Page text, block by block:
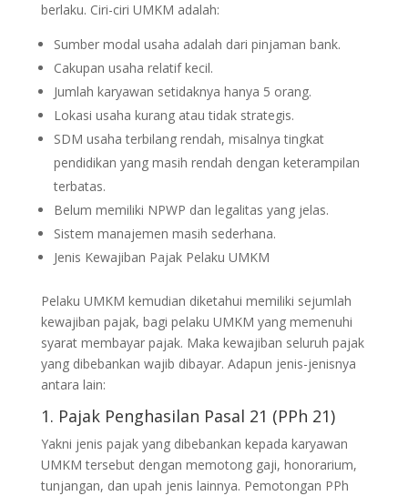
berlaku. Ciri-ciri UMKM adalah:
Sumber modal usaha adalah dari pinjaman bank.
Cakupan usaha relatif kecil.
Jumlah karyawan setidaknya hanya 5 orang.
Lokasi usaha kurang atau tidak strategis.
SDM usaha terbilang rendah, misalnya tingkat
pendidikan yang masih rendah dengan keterampilan
terbatas.
Belum memiliki NPWP dan legalitas yang jelas.
Sistem manajemen masih sederhana.
Jenis Kewajiban Pajak Pelaku UMKM
Pelaku UMKM kemudian diketahui memiliki sejumlah
kewajiban pajak, bagi pelaku UMKM yang memenuhi
syarat membayar pajak. Maka kewajiban seluruh pajak
yang dibebankan wajib dibayar. Adapun jenis-jenisnya
antara lain:
1. Pajak Penghasilan Pasal 21 (PPh 21)
Yakni jenis pajak yang dibebankan kepada karyawan
UMKM tersebut dengan memotong gaji, honorarium,
tunjangan, dan upah jenis lainnya. Pemotongan PPh